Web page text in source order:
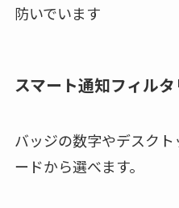
防いでいます
スマート通知フィル
バッジの数字やデスク
ードから選べます。